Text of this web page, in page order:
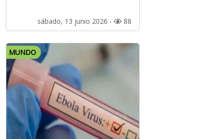
sábado, 13 junio 2026 - 88
MUNDO